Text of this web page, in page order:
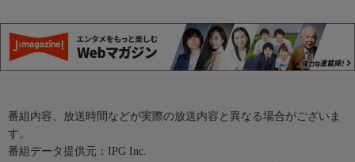
番組内容、放送時間などが実際の放送内容と異なる場合がございま
す。
番組データ提供元：IPG Inc.